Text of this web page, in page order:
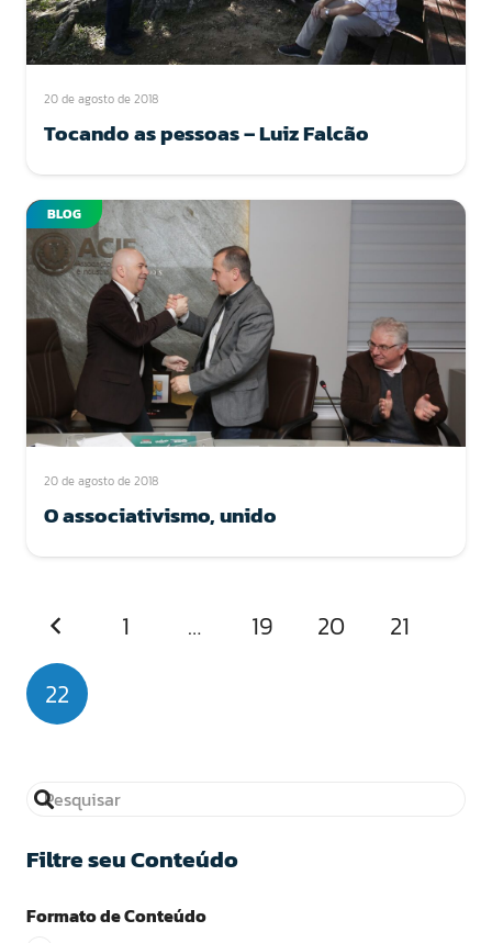
20 de agosto de 2018
Tocando as pessoas – Luiz Falcão
BLOG
20 de agosto de 2018
O associativismo, unido
1 … 19 20
21
22
Filtre seu Conteúdo
Formato de Conteúdo